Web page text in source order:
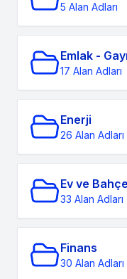
5 Alan Adları
Emlak -
17 Alan Adları
Enerji
26 Alan Adları
Ev ve Bahçe
33 Alan Adları
Finans
30 Alan Adları